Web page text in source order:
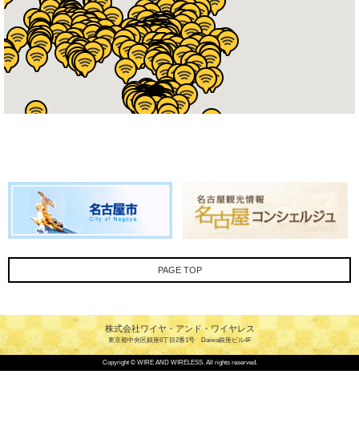
PAGE TOP
株式会社ワイヤ・アンド・ワイヤレス
東京都中央区銀座6丁目2番1号 Daiwa銀座ビル4F
Copyright © WIRE AND WIRELESS. All rights reserved.